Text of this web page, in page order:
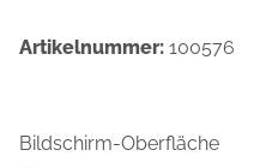
Artikelnummer: 100576
Bildschirm-Oberfläche